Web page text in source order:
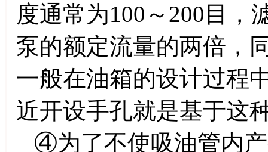
度通常为100～200目，
泵的额定流量的两倍，
一般在油箱的设计过程
近开设手孔就是基于这
④为了不使吸油管内